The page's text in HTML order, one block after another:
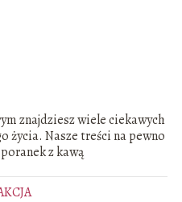
znajdziesz wiele ciekawych
życia. Nasze treści na pewno
z kawą